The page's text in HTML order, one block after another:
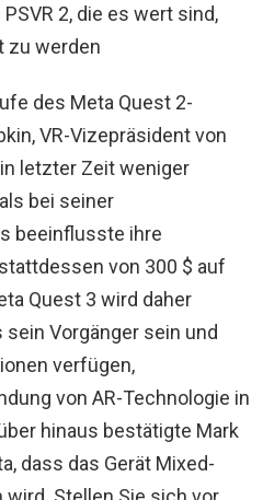
2, die es wert sind,
zu werden
des Meta Quest 2-
VR-Vizepräsident von
letzter Zeit weniger
bei seiner
beeinflusste ihre
von 300 $ auf
Quest 3 wird daher
Vorgänger sein und
verfügen,
von AR-Technologie in
hinaus bestätigte Mark
dass das Gerät Mixed-